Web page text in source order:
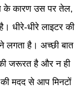
के कारण उस पर तेल,
धीरे-धीरे लाइटर की
लगता है। अच्छी बात
जरूरत है और न ही
मदद से आप मिनटों